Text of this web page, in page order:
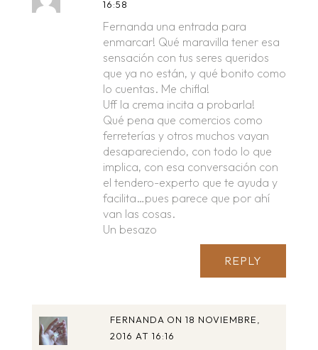
16:58
Fernanda una entrada para
enmarcar! Qué maravilla tener esa
sensación con tus seres queridos
que ya no están, y qué bonito como
lo cuentas. Me chifla!
Uff la crema incita a probarla!
Qué pena que comercios como
ferreterías y otros muchos vayan
desapareciendo, con todo lo que
implica, con esa conversación con
el tendero-experto que te ayuda y
facilita…pues parece que por ahí
van las cosas.
Un besazo
REPLY
FERNANDA ON 18 NOVIEMBRE,
2016 AT 16:16